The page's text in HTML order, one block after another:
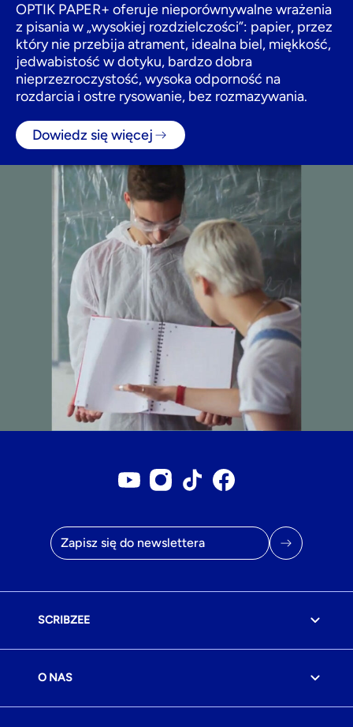
OPTIK PAPER+ oferuje nieporównywalne wrażenia
z pisania w „wysokiej rozdzielczości”: papier, przez
który nie przebija atrament, idealna biel, miękkość,
jedwabistość w dotyku, bardzo dobra
nieprzezroczystość, wysoka odporność na
rozdarcia i ostre rysowanie, bez rozmazywania.
Dowiedz się więcej
Adres e-mail
SCRIBZEE
O NAS